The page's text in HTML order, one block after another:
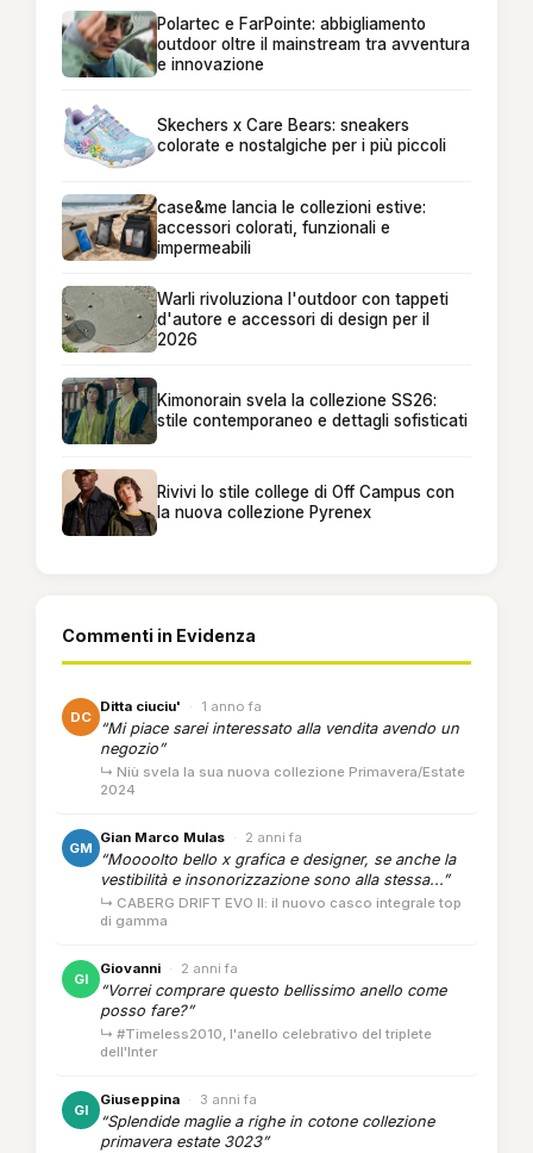
Polartec e FarPointe: abbigliamento
outdoor oltre il mainstream tra avventura
e innovazione
Skechers x Care Bears: sneakers
colorate e nostalgiche per i più piccoli
case&me lancia le collezioni estive:
accessori colorati, funzionali e
impermeabili
Warli rivoluziona l'outdoor con tappeti
d'autore e accessori di design per il
2026
Kimonorain svela la collezione SS26:
stile contemporaneo e dettagli sofisticati
Rivivi lo stile college di Off Campus con
la nuova collezione Pyrenex
Commenti in Evidenza
DC
Ditta ciuciu' · 1 anno fa
“Mi piace sarei interessato alla vendita avendo un
negozio”
↳ Niù svela la sua nuova collezione Primavera/Estate
2024
GM
Gian Marco Mulas · 2 anni fa
“Moooolto bello x grafica e designer, se anche la
vestibilità e insonorizzazione sono alla stessa...”
↳ CABERG DRIFT EVO II: il nuovo casco integrale top
di gamma
GI
Giovanni · 2 anni fa
“Vorrei comprare questo bellissimo anello come
posso fare?”
↳ #Timeless2010, l'anello celebrativo del triplete
dell'Inter
GI
Giuseppina · 3 anni fa
“Splendide maglie a righe in cotone collezione
primavera estate 3023”